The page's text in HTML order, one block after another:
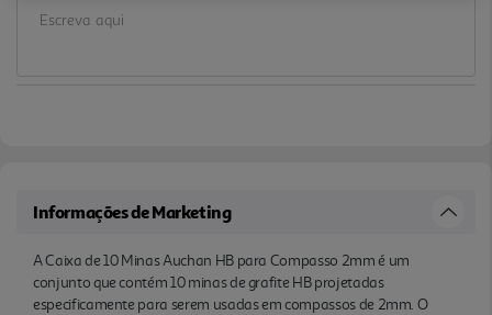
projetado para s er carregada facilmente no
caixa transparente com dimensões de
compassos que aceitam minas de 2mm. Essas
escritório e para desenhos técnicos que requerem
precisão.
Informações de Marketing
A Caixa de 10 Minas Auchan HB para Compasso 2mm é um
conjunto que contém 10 minas de grafite HB projetadas
especificamente para serem usadas em compassos de 2mm. O